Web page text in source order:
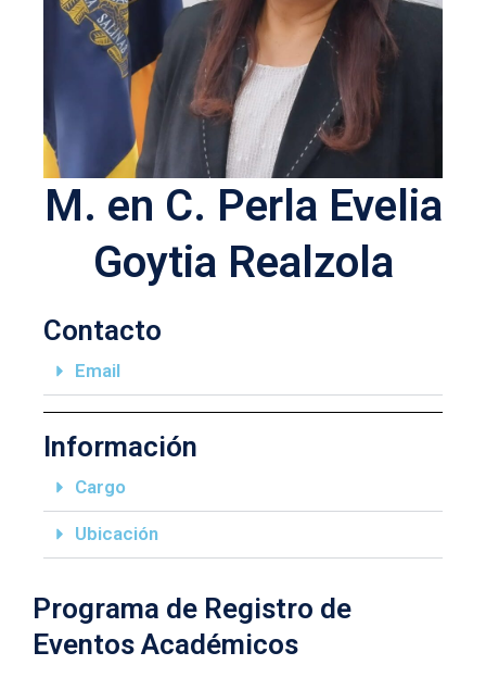
M. en C. Perla Evelia
Goytia Realzola
Contacto
Email
Información
Cargo
Ubicación
Programa de Registro de
Eventos Académicos